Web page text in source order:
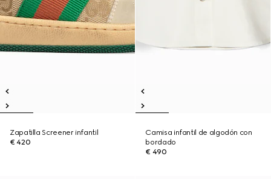
Zapatilla Screener infantil
€ 420
Camisa infantil de algodón con
bordado
€ 490